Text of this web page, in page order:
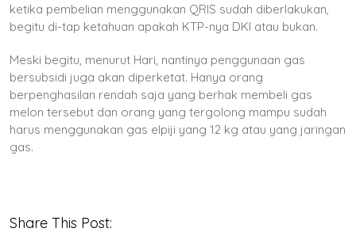
ketika pembelian menggunakan QRIS sudah diberlakukan,
begitu di-tap ketahuan apakah KTP-nya DKI atau bukan.
Meski begitu, menurut Hari, nantinya penggunaan gas
bersubsidi juga akan diperketat. Hanya orang
berpenghasilan rendah saja yang berhak membeli gas
melon tersebut dan orang yang tergolong mampu sudah
harus menggunakan gas elpiji yang 12 kg atau yang jaringan
gas.
Share This Post: